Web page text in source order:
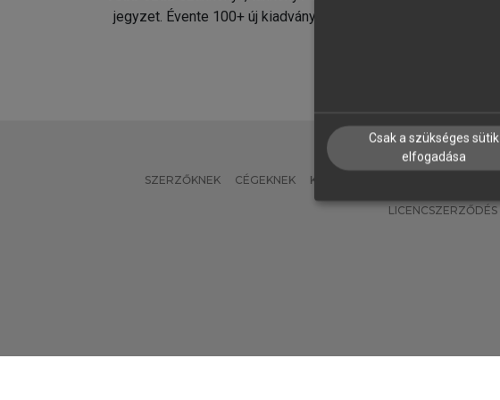
jegyzet. Évente 100+ új kiadvány.
SZERZŐKNEK CÉGEKNEK KÖNYVTÁROSOKNAK
LICENCSZERZŐDÉS
Csak a szükséges sütik
elfogadása